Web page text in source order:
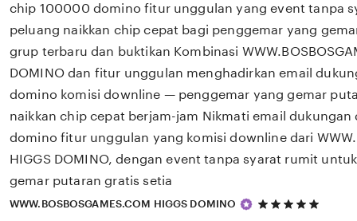
chip 100000 domino fitur unggulan yang event tanpa
peluang naikkan chip cepat bagi penggemar yang
grup terbaru dan buktikan Kombinasi
DOMINO dan fitur unggulan menghadirkan email
domino komisi downline — penggemar yang gemar
naikkan chip cepat berjam-jam Nikmati email
domino fitur unggulan yang komisi downline dari
HIGGS DOMINO, dengan event tanpa syarat rumit
gemar putaran gratis setia
WWW.BOSBOSGAMES.COM HIGGS DOMINO
5